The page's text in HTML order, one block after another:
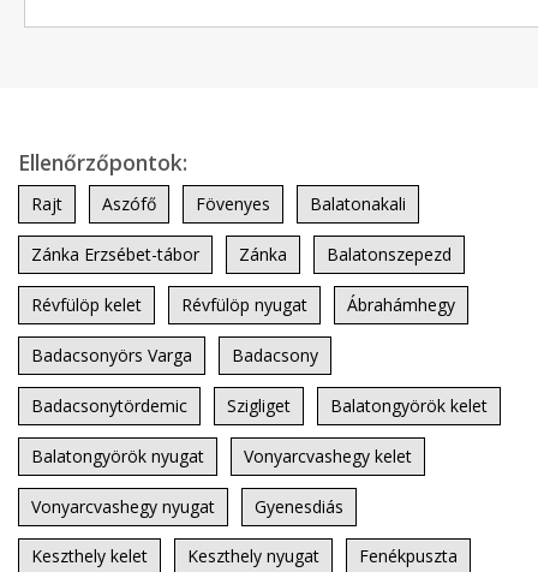
Ellenőrzőpontok:
Rajt Aszófő Fövenyes Balatonakali
Zánka Erzsébet-tábor Zánka Balatonszepezd
Révfülöp kelet Révfülöp nyugat Ábrahámhegy
Badacsonyörs Varga Badacsony
Badacsonytördemic Szigliget Balatongyörök kelet
Balatongyörök nyugat Vonyarcvashegy kelet
Vonyarcvashegy nyugat Gyenesdiás
Keszthely kelet Keszthely nyugat Fenékpuszta